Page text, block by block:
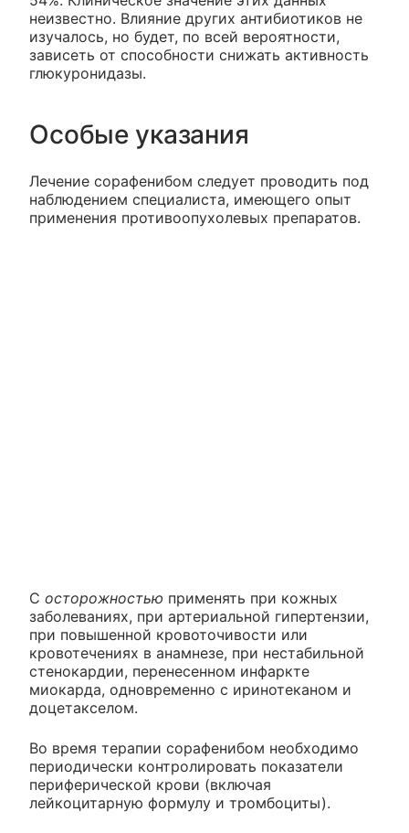
неизвестно. Влияние других антибиотиков не
изучалось, но будет, по всей вероятности,
зависеть от способности снижать активность
глюкуронидазы.
Особые указания
Лечение сорафенибом следует проводить под
наблюдением специалиста, имеющего опыт
применения противоопухолевых препаратов.
С осторожностью применять при кожных
заболеваниях, при артериальной гипертензии,
при повышенной кровоточивости или
кровотечениях в анамнезе, при нестабильной
стенокардии, перенесенном инфаркте
миокарда, одновременно с иринотеканом и
доцетакселом.
Во время терапии сорафенибом необходимо
периодически контролировать показатели
периферической крови (включая
лейкоцитарную формулу и тромбоциты).